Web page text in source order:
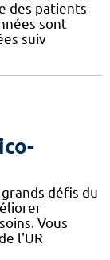
des patients
sont
suiv
défis du
Vous
l'UR